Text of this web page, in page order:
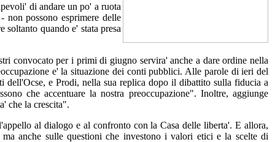
di andare un po' a ruota
possono esprimere delle
soltanto quando e' stata presa
convocato per i primi di giugno servira' anche a dare ordine nella
e' la situazione dei conti pubblici. Alle parole di ieri del
dell'Ocse, e Prodi, nella sua replica dopo il dibattito sulla fiducia a
che accentuare la nostra preoccupazione". Inoltre, aggiunge
che la crescita".
al dialogo e al confronto con la Casa delle liberta'. E allora,
anche sulle questioni che investono i valori etici e la scelte di